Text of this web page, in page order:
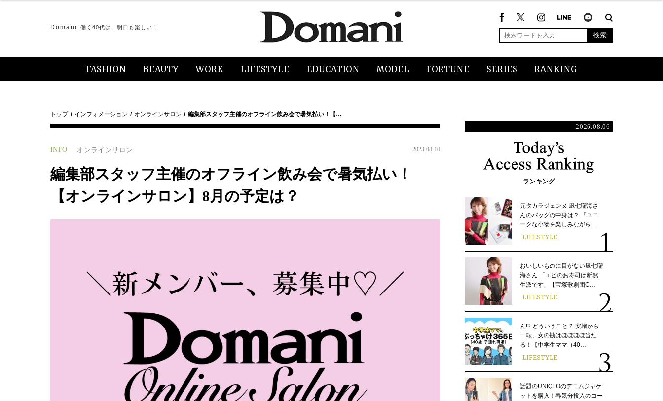
Domani 働く40代は、明日も楽しい！
検索
FASHION BEAUTY WORK LIFESTYLE EDUCATION MODEL FORTUNE SERIES RANKING
トップ インフォメーション オンラインサロン 編集部スタッフ主催のオフライン飲み会で暑気払い！【…
INFO オンラインサロン 2023.08.10
編集部スタッフ主催のオフライン飲み会で暑気払い！
【オンラインサロン】8月の予定は？
2026.08.06
ランキング
元タカラジェンヌ 凪七瑠海さ
んのバッグの中身は？ 「ユニ
ークな小物を楽しみながら…
LIFESTYLE
おいしいものに目がない凪七瑠
海さん 「エビのお寿司は断然
生派です」【宝塚歌劇団O…
LIFESTYLE
ん!? どういうこと？ 安堵から
一転、女の勘はほぼほぼ当た
る！【中学生ママ（40…
LIFESTYLE
話題のUNIQLOのデニムジャケ
ットを購入！春気分投入のコー